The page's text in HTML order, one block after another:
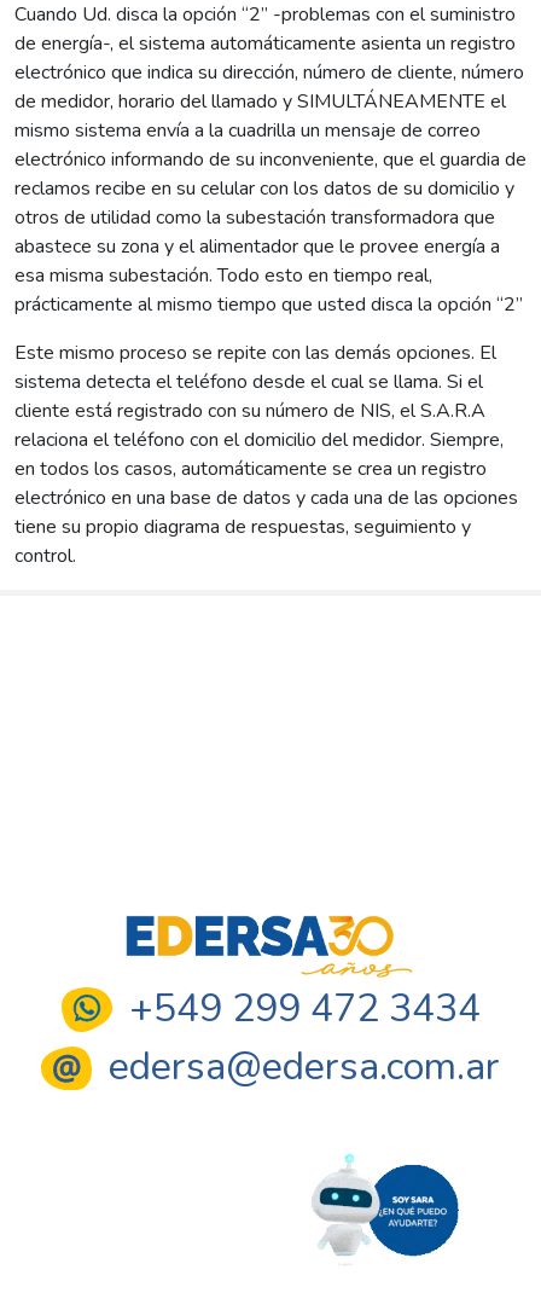
Cuando Ud. disca la opción “2” -problemas con el suministro
de energía-, el sistema automáticamente asienta un registro
electrónico que indica su dirección, número de cliente, número
de medidor, horario del llamado y SIMULTÁNEAMENTE el
mismo sistema envía a la cuadrilla un mensaje de correo
electrónico informando de su inconveniente, que el guardia de
reclamos recibe en su celular con los datos de su domicilio y
otros de utilidad como la subestación transformadora que
abastece su zona y el alimentador que le provee energía a
esa misma subestación. Todo esto en tiempo real,
prácticamente al mismo tiempo que usted disca la opción “2”
Este mismo proceso se repite con las demás opciones. El
sistema detecta el teléfono desde el cual se llama. Si el
cliente está registrado con su número de NIS, el S.A.R.A
relaciona el teléfono con el domicilio del medidor. Siempre,
en todos los casos, automáticamente se crea un registro
electrónico en una base de datos y cada una de las opciones
tiene su propio diagrama de respuestas, seguimiento y
control.
+549 299 472 3434
edersa@edersa.com.ar